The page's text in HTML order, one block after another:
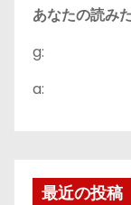
あなたの読み
g:
a:
最近の投稿